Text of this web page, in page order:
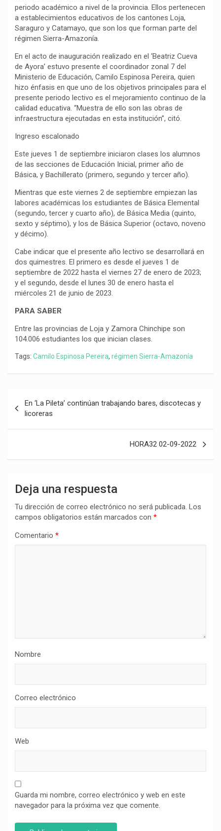
periodo académico a nivel de la provincia. Ellos pertenecen
a establecimientos educativos de los cantones Loja,
Saraguro y Catamayo, que son los que forman parte del
régimen Sierra-Amazonía.
En el acto de inauguración realizado en el ‘Beatriz Cueva
de Ayora’ estuvo presente el coordinador zonal 7 del
Ministerio de Educación, Camilo Espinosa Pereira, quien
hizo énfasis en que uno de los objetivos principales para el
presente periodo lectivo es el mejoramiento continuo de la
calidad educativa. “Muestra de ello son las obras de
infraestructura ejecutadas en esta institución”, citó.
Ingreso escalonado
Este jueves 1 de septiembre iniciaron clases los alumnos
de las secciones de Educación Inicial, primer año de
Básica, y Bachillerato (primero, segundo y tercer año).
Mientras que este viernes 2 de septiembre empiezan las
labores académicas los estudiantes de Básica Elemental
(segundo, tercer y cuarto año), de Básica Media (quinto,
sexto y séptimo), y los de Básica Superior (octavo, noveno
y décimo).
Cabe indicar que el presente año lectivo se desarrollará en
dos quimestres. El primero es desde el jueves 1 de
septiembre de 2022 hasta el viernes 27 de enero de 2023;
y el segundo, desde el lunes 30 de enero hasta el
miércoles 21 de junio de 2023.
PARA SABER
Entre las provincias de Loja y Zamora Chinchipe son
104.006 estudiantes los que inician clases.
Tags: Camilo Espinosa Pereira, régimen Sierra-Amazonía
de
entradas
En ‘La Pileta’ continúan trabajando bares, discotecas y
licoreras
HORA32 02-09-2022
Deja una respuesta
Tu dirección de correo electrónico no será publicada. Los
campos obligatorios están marcados con *
Comentario *
Nombre
Correo electrónico
Web
Guarda mi nombre, correo electrónico y web en este
navegador para la próxima vez que comente.